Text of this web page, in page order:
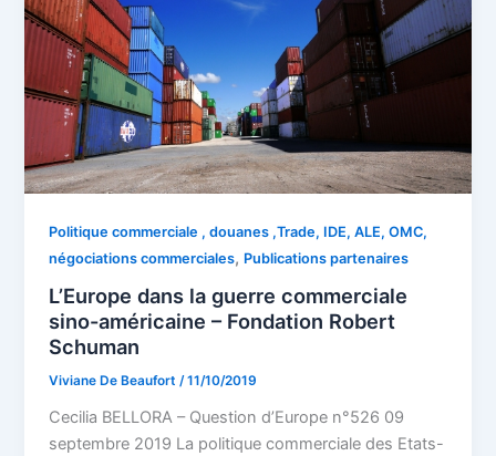
Politique commerciale , douanes ,Trade, IDE, ALE, OMC,
négociations commerciales, Publications partenaires
L’Europe dans la guerre commerciale
sino-américaine – Fondation Robert
Schuman
Viviane De Beaufort/11/10/2019
Cecilia BELLORA – Question d’Europe n°526 09
septembre 2019 La politique commerciale des Etats-